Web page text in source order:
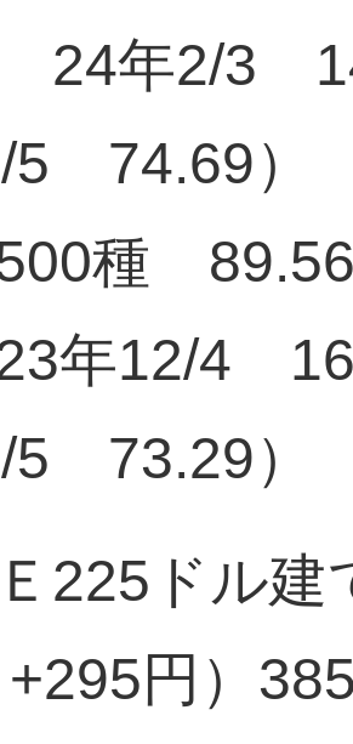
24年2/3
5 74.69）
種
年12/4
5 73.29）
225ドル
円）